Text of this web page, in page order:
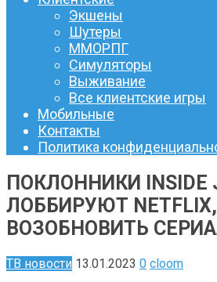
Экшены
Шутеры
ММОРПГ
Симуляторы
Выживание
Все клиентские игры
Мобильные
Контакты
Политика
ПОКЛОННИКИ INSIDE
ЛОББИРУЮТ
ВОЗОБНОВИТЬ
ТВ новости 13.01.2023 0 cloom